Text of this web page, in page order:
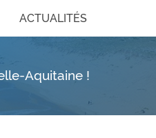
ACTUALITÉS
Aquitaine !